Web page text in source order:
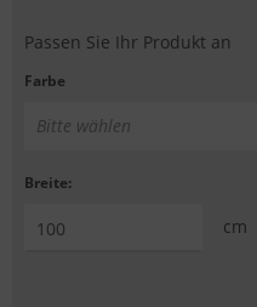
Passen Sie Ihr Produkt an
Farbe
Bitte wählen
Breite:
cm